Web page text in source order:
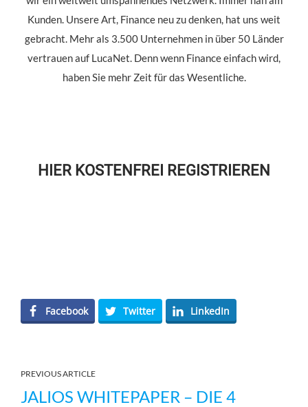
Kunden. Unsere Art, Finance neu zu denken, hat uns weit
gebracht. Mehr als 3.500 Unternehmen in über 50 Länder
vertrauen auf LucaNet. Denn wenn Finance einfach wird,
haben Sie mehr Zeit für das Wesentliche.
HIER KOSTENFREI REGISTRIEREN
Facebook Twitter LinkedIn
PREVIOUS ARTICLE
JALIOS WHITEPAPER – DIE 4